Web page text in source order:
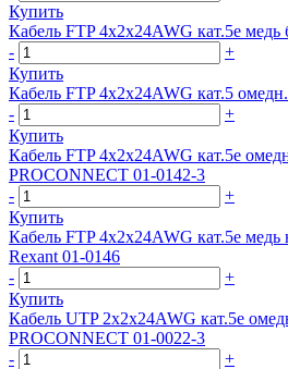
Купить
Кабель FTP 4х2х24AWG кат.5е медь
-
+
Купить
Кабель FTP 4х2х24AWG кат.5
-
+
Купить
Кабель FTP 4х2х24AWG кат.5e
PROCONNECT 01-0142-3
-
+
Купить
Кабель FTP 4х2х24AWG кат.5е
Rexant 01-0146
-
+
Купить
Кабель UTP 2х2х24AWG кат.5e
PROCONNECT 01-0022-3
-
+